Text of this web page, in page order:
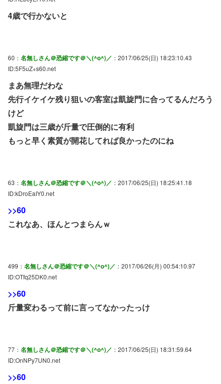
4歳で行かないと
60： 名無しさん＠恐縮です＠＼(^o^)／ ：2017/06/25(日) 18:23:10.43
ID:5F5uZ+s60.net
まあ無理だわな
先行イケイケ残り狙いの客室は凱旋門に合ってるんだろう
けど
凱旋門は三歳が斤量で圧倒的に有利
もっと早く素質が開花してれば良かったのにね
63： 名無しさん＠恐縮です＠＼(^o^)／ ：2017/06/25(日) 18:25:41.18
ID:kDroEaIY0.net
>>60
これなあ、ほんとつまらんｗ
499： 名無しさん＠恐縮です＠＼(^o^)／ ：2017/06/26(月) 00:54:10.97
ID:OTfq25DK0.net
>>60
斤量変わるって前に言ってなかったっけ
77： 名無しさん＠恐縮です＠＼(^o^)／ ：2017/06/25(日) 18:31:59.64
ID:OnNPy7UN0.net
>>60